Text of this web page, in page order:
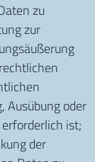
zu
zur
Ausübung oder
ist;
der